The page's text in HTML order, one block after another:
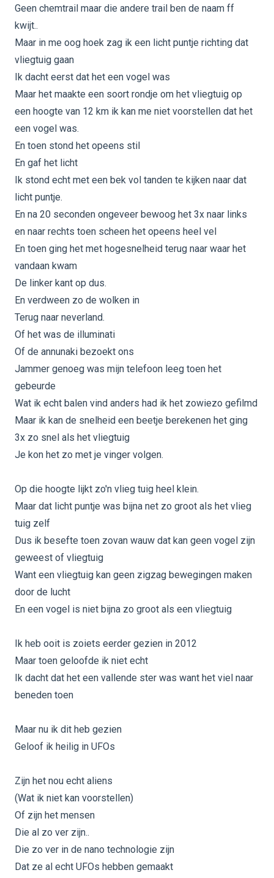
Geen chemtrail maar die andere trail ben de naam ff
kwijt..
Maar in me oog hoek zag ik een licht puntje richting dat
vliegtuig gaan
Ik dacht eerst dat het een vogel was
Maar het maakte een soort rondje om het vliegtuig op
een hoogte van 12 km ik kan me niet voorstellen dat het
een vogel was.
En toen stond het opeens stil
En gaf het licht
Ik stond echt met een bek vol tanden te kijken naar dat
licht puntje.
En na 20 seconden ongeveer bewoog het 3x naar links
en naar rechts toen scheen het opeens heel vel
En toen ging het met hogesnelheid terug naar waar het
vandaan kwam
De linker kant op dus.
En verdween zo de wolken in
Terug naar neverland.
Of het was de illuminati
Of de annunaki bezoekt ons
Jammer genoeg was mijn telefoon leeg toen het
gebeurde
Wat ik echt balen vind anders had ik het zowiezo gefilmd
Maar ik kan de snelheid een beetje berekenen het ging
3x zo snel als het vliegtuig
Je kon het zo met je vinger volgen.
Op die hoogte lijkt zo'n vlieg tuig heel klein.
Maar dat licht puntje was bijna net zo groot als het vlieg
tuig zelf
Dus ik besefte toen zovan wauw dat kan geen vogel zijn
geweest of vliegtuig
Want een vliegtuig kan geen zigzag bewegingen maken
door de lucht
En een vogel is niet bijna zo groot als een vliegtuig
Ik heb ooit is zoiets eerder gezien in 2012
Maar toen geloofde ik niet echt
Ik dacht dat het een vallende ster was want het viel naar
beneden toen
Maar nu ik dit heb gezien
Geloof ik heilig in UFOs
Zijn het nou echt aliens
(Wat ik niet kan voorstellen)
Of zijn het mensen
Die al zo ver zijn..
Die zo ver in de nano technologie zijn
Dat ze al echt UFOs hebben gemaakt